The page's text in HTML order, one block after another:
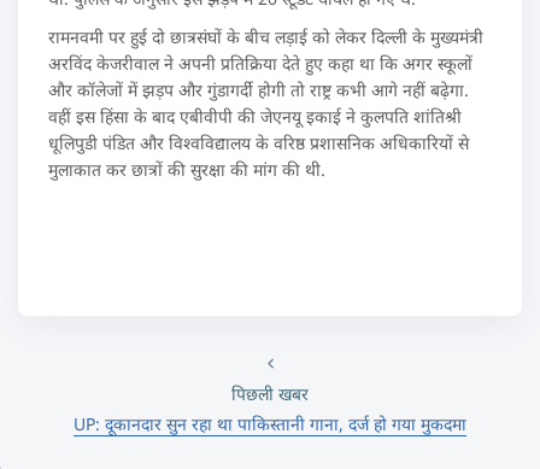
रामनवमी पर हुई दो छात्रसंघों के बीच लड़ाई को लेकर दिल्ली के मुख्यमंत्री
अरविंद केजरीवाल ने अपनी प्रतिक्रिया देते हुए कहा था कि अगर स्कूलों
और कॉलेजों में झड़प और गुंडागर्दी होगी तो राष्ट्र कभी आगे नहीं बढ़ेगा.
वहीं इस हिंसा के बाद एबीवीपी की जेएनयू इकाई ने कुलपति शांतिश्री
धूलिपुडी पंडित और विश्वविद्यालय के वरिष्ठ प्रशासनिक अधिकारियों से
मुलाकात कर छात्रों की सुरक्षा की मांग की थी.
पिछली खबर
UP: दूकानदार सुन रहा था पाकिस्तानी गाना, दर्ज हो गया मुकदमा